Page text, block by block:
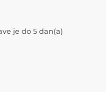
je do 5dan(a)